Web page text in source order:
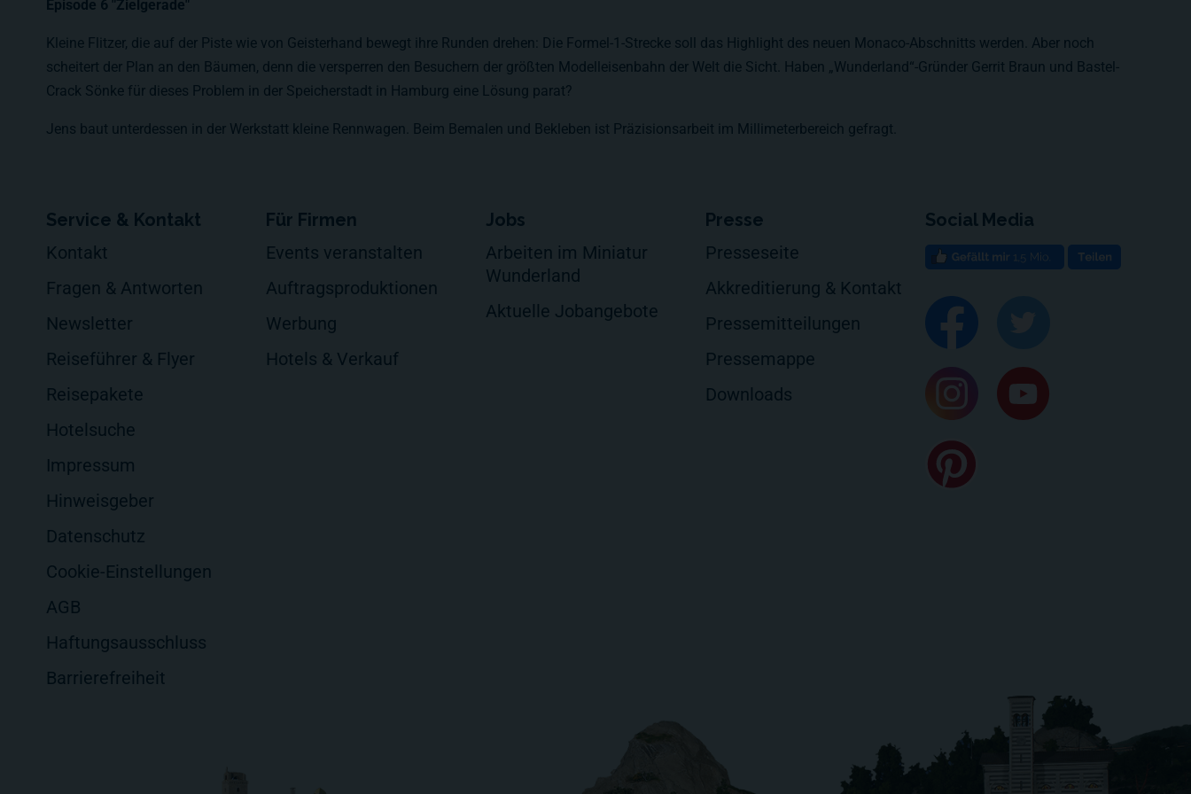
Episode 6 "Zielgerade"
Kleine Flitzer, die auf der Piste wie von Geisterhand bewegt ihre Runden drehen: Die Formel-1-Strecke soll das Highlight des neuen Monaco-Abschnitts werden. Aber noch
scheitert der Plan an den Bäumen, denn die versperren den Besuchern der größten Modelleisenbahn der Welt die Sicht. Haben „Wunderland“-Gründer Gerrit Braun und Bastel-
Crack Sönke für dieses Problem in der Speicherstadt in Hamburg eine Lösung parat?
Jens baut unterdessen in der Werkstatt kleine Rennwagen. Beim Bemalen und Bekleben ist Präzisionsarbeit im Millimeterbereich gefragt.
Service & Kontakt
Kontakt
Fragen & Antworten
Newsletter
Reiseführer & Flyer
Reisepakete
Hotelsuche
Impressum
Hinweisgeber
Datenschutz
Cookie-Einstellungen
AGB
Haftungsausschluss
Barrierefreiheit
Für Firmen
Events veranstalten
Auftragsproduktionen
Werbung
Hotels & Verkauf
Jobs
Arbeiten im Miniatur
Wunderland
Aktuelle Jobangebote
Presse
Presseseite
Akkreditierung & Kontakt
Pressemitteilungen
Pressemappe
Downloads
Social Media